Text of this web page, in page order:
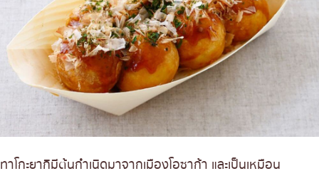
ทาโกะยากิมีต้นกำเนิดมาจากเมืองโอซาก้า และเป็นเหมือน